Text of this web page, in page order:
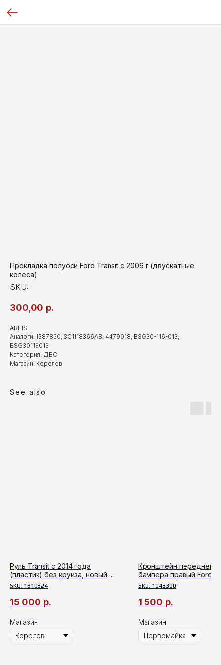
Прокладка полуоси Ford Transit с 2006 г (двускатные
колеса)
SKU:
300,00 р.
ARI-IS
Аналоги: 1387850, 3C1118366AB, 4479018, BSG30-116-013,
BSG30116013
Категория: ДВС
Магазин: Королев
See also
Руль Transit c 2014 года
(пластик) без круиза, новый
оригинал
SKU: 1810824
15 000 р.
Магазин
Кронштейн переднего
бампера правый Ford
2014г
SKU: 1943300
1 500 р.
Магазин